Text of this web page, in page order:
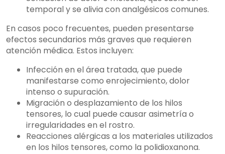
temporal y se alivia con analgésicos comunes.
En casos poco frecuentes, pueden presentarse
efectos secundarios más graves que requieren
atención médica. Estos incluyen:
Infección en el área tratada, que puede
manifestarse como enrojecimiento, dolor
intenso o supuración.
Migración o desplazamiento de los hilos
tensores, lo cual puede causar asimetría o
irregularidades en el rostro.
Reacciones alérgicas a los materiales utilizados
en los hilos tensores, como la polidioxanona.